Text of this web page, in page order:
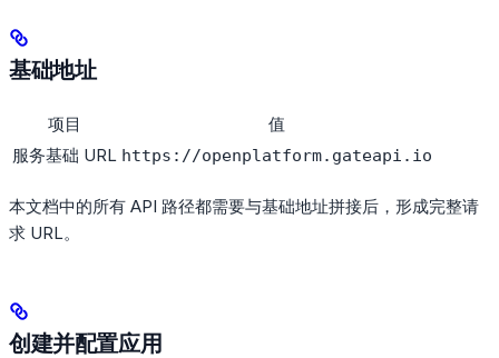
基础地址
项目
值
服务基础 URL https://openplatform.gateapi.io
本文档中的所有 API 路径都需要与基础地址拼接后，形成完整请
求 URL。
创建并配置应用